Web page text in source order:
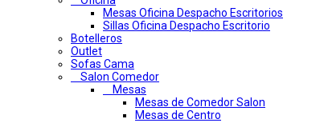
Mesas Oficina Despacho Escritorios
Sillas Oficina Despacho Escritorio
Botelleros
Outlet
Sofas Cama
Salon Comedor
Mesas
Mesas de Comedor Salon
Mesas de Centro